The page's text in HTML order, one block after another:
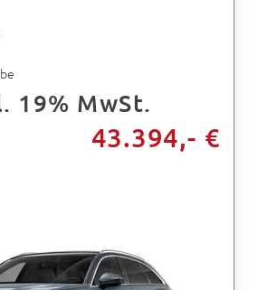
19% MwSt.
43.394,- €